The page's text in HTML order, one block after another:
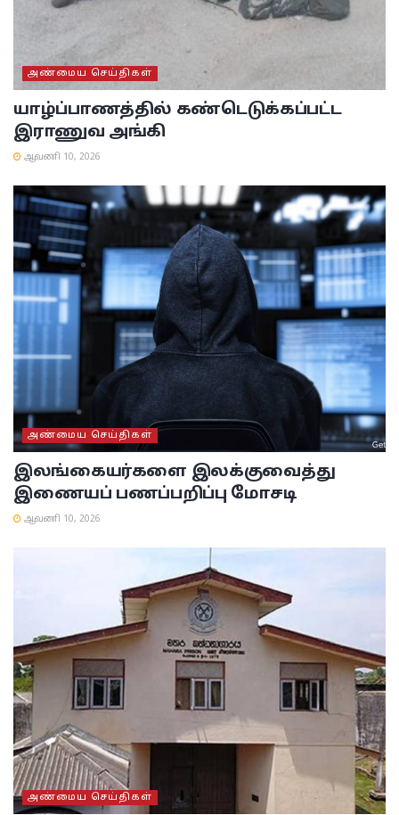
அண்மைய செய்திகள்
யாழ்ப்பாணத்தில் கண்டெடுக்கப்பட்ட
இராணுவ அங்கி
ஆவணி 10, 2026
அண்மைய செய்திகள்
இலங்கையர்களை இலக்குவைத்து
இணையப் பணப்பறிப்பு மோசடி
ஆவணி 10, 2026
அண்மைய செய்திகள்